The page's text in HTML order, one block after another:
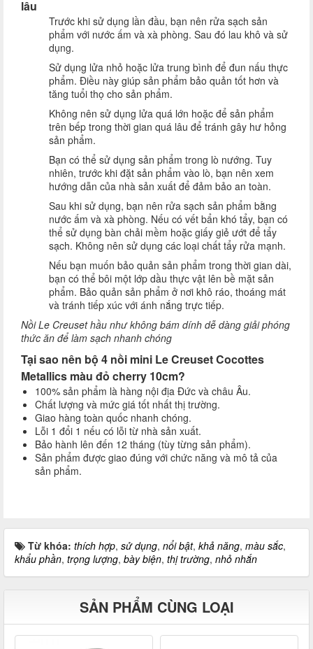
lâu
Trước khi sử dụng lần đầu, bạn nên rửa sạch sản
phẩm với nước ấm và xà phòng. Sau đó lau khô và sử
dụng.
Sử dụng lửa nhỏ hoặc lửa trung bình để đun nấu thực
phẩm. Điều này giúp sản phẩm bảo quản tốt hơn và
tăng tuổi thọ cho sản phẩm.
Không nên sử dụng lửa quá lớn hoặc để sản phẩm
trên bếp trong thời gian quá lâu để tránh gây hư hỏng
sản phẩm.
Bạn có thể sử dụng sản phẩm trong lò nướng. Tuy
nhiên, trước khi đặt sản phẩm vào lò, bạn nên xem
hướng dẫn của nhà sản xuất để đảm bảo an toàn.
Sau khi sử dụng, bạn nên rửa sạch sản phẩm bằng
nước ấm và xà phòng. Nếu có vết bẩn khó tẩy, bạn có
thể sử dụng bàn chải mềm hoặc giấy giẻ ướt để tẩy
sạch. Không nên sử dụng các loại chất tẩy rửa mạnh.
Nếu bạn muốn bảo quản sản phẩm trong thời gian dài,
bạn có thể bôi một lớp dầu thực vật lên bề mặt sản
phẩm. Bảo quản sản phẩm ở nơi khô ráo, thoáng mát
và tránh tiếp xúc với ánh nắng trực tiếp.
Nồi Le Creuset hầu như không bám dính dễ dàng giải phóng
thức ăn để làm sạch nhanh chóng
Tại sao nên bộ 4 nồi mini Le Creuset Cocottes
Metallics màu đỏ cherry 10cm?
100% sản phẩm là hàng nội địa Đức và châu Âu.
Chất lượng và mức giá tốt nhất thị trường.
Giao hàng toàn quốc nhanh chóng.
Lỗi 1 đổi 1 nếu có lỗi từ nhà sản xuất.
Bảo hành lên đến 12 tháng (tùy từng sản phẩm).
Sản phẩm được giao đúng với chức năng và mô tả của
sản phẩm.
Từ khóa: thích hợp, sử dụng, nổi bật, khả năng, màu sắc,
khẩu phần, trọng lượng, bày biện, thị trường, nhỏ nhắn
SẢN PHẨM CÙNG LOẠI